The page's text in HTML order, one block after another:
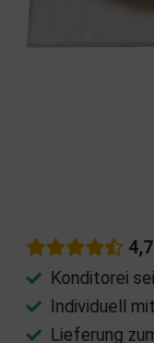
Konditorei
Individuell
Lieferung